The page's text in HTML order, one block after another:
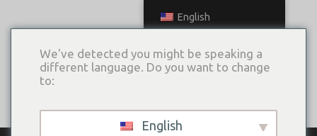
English
We've detected you might be speaking a
different language. Do you want to change
to:
English